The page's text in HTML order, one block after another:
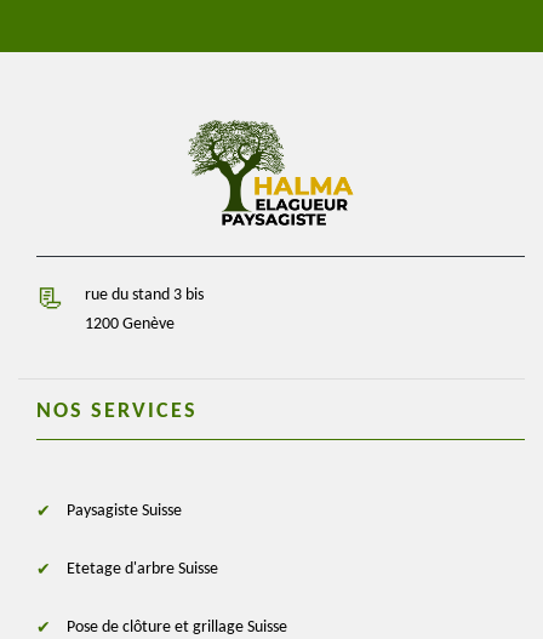
rue du stand 3 bis
1200 Genève
NOS SERVICES
Paysagiste Suisse
Etetage d'arbre Suisse
Pose de clôture et grillage Suisse